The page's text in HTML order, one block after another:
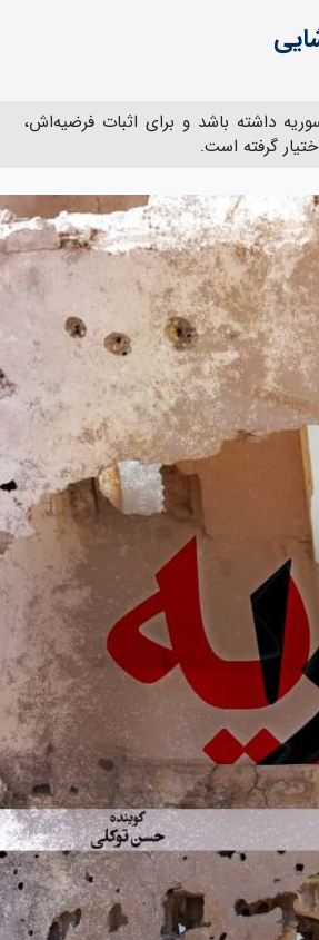
داشته باشد و برای اثبات فرضیه‌اش،
گرفته است.